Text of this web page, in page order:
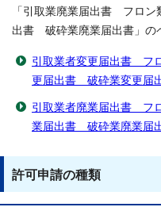
「引取業廃業届出書 フロ
出書 破砕業廃業届出書」の
引取業者変更届出書 フ
更届出書 破砕業変更届
引取業者廃業届出書 フ
業届出書 破砕業廃業届
許可申請の種類